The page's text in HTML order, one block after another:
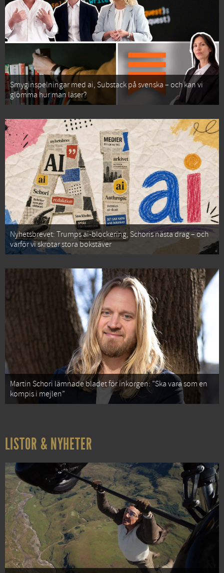
Smyginspelningar med ai, Substack på svenska – och kan vi
glömma hur man läser?
Nyhetsbrevet: Trumps ai-blockering, Schoris nästa drag – och
varför vi skrotar stora bokstäver
Martin Schori lämnade bladet för inkorgen: ”Ska vara som en
kompis i mejlen”
LISTOR & NYHETER